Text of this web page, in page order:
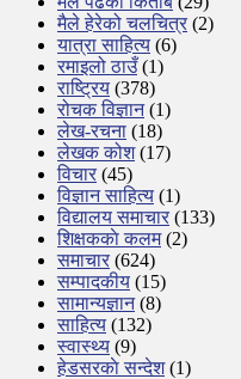
मैले हेरेको चलचित्र (2)
यात्रा साहित्य (6)
रमाइलो ठाउँ(1)
राष्ट्रिय (378)
रोचक विज्ञान(1)
लेख-रचना (18)
लेखक कोश(17)
विचार (45)
विज्ञान साहित्य (1)
विद्यालय समाचार (133)
शिक्षककाे कलम(2)
समाचार (624)
सम्पादकीय (15)
सामान्यज्ञान(8)
साहित्य (132)
स्वास्थ्य (9)
हेडसरकाे सन्देश(1)